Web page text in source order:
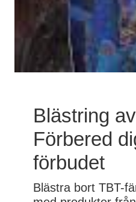
Blästring
Förbered
förbudet
Blästra bort TBT-